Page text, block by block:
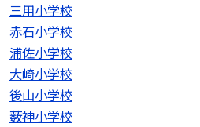
三用小学校
赤石小学校
浦佐小学校
大崎小学校
後山小学校
薮神小学校